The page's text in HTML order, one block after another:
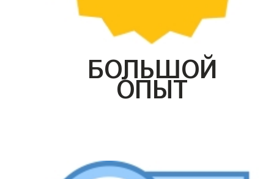
БОЛЬШОЙ
ОПЫТ